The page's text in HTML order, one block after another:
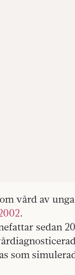
vård av
.
sedan
som